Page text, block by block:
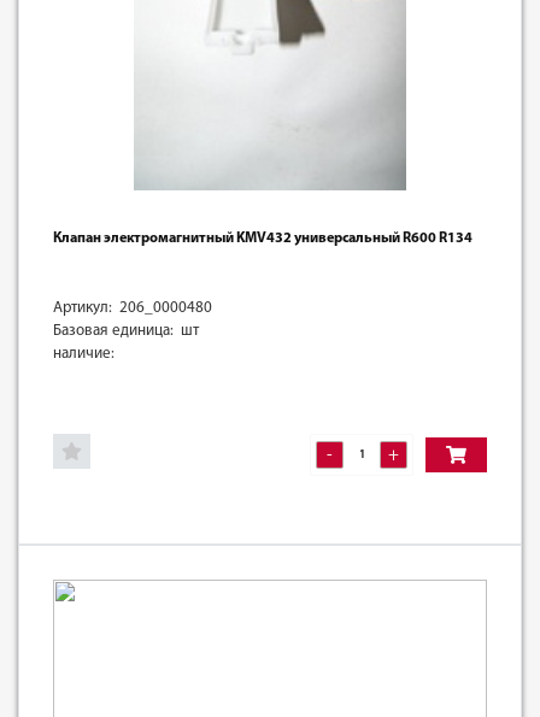
Клапан электромагнитный KMV432 универсальный R600 R134
Артикул: 206_0000480
Базовая единица: шт
наличие:
- +